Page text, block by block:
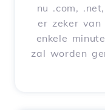
nu .com,
er zeker
enkele
zal worden